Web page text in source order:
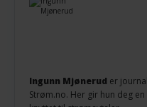
Ingunn Mjønerud er
Strøm.no. Her gir hun deg